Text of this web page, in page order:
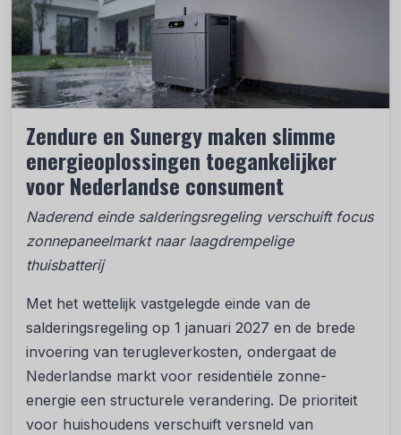
Zendure en Sunergy maken slimme
energieoplossingen toegankelijker
voor Nederlandse consument
Naderend einde salderingsregeling verschuift focus
zonnepaneelmarkt naar laagdrempelige
thuisbatterij
Met het wettelijk vastgelegde einde van de
salderingsregeling op 1 januari 2027 en de brede
invoering van terugleverkosten, ondergaat de
Nederlandse markt voor residentiële zonne-
energie een structurele verandering. De prioriteit
voor huishoudens verschuift versneld van